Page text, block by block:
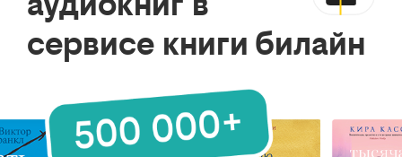
сервисе книги билайн